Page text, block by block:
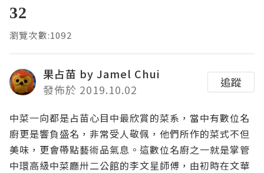
32
瀏覽次數:1092
果占苗 by Jamel Chui
發佈於 2019.10.02
追蹤
中菜一向都是占苗心目中最欣賞的菜系，當中有數位名
廚更是響負盛名，非常受人敬佩，他們所作的菜式不但
美味，更會帶點藝術品氣息。這數位名廚之一就是掌管
中環高級中菜廳卅二公館的李文星師傅，由初時在文華